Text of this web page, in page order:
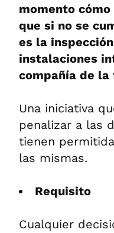
momento
que si no se
es la
instalaciones
compañía de
Una iniciativa
penalizar a las
tienen
las mismas.
Requisito
Cualquier